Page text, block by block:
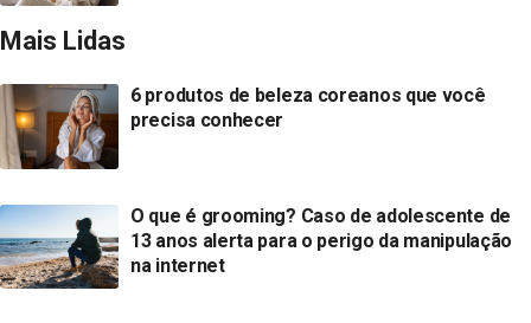
Mais Lidas
6 produtos de beleza coreanos que você
precisa conhecer
O que é grooming? Caso de adolescente de
13 anos alerta para o perigo da manipulação
na internet